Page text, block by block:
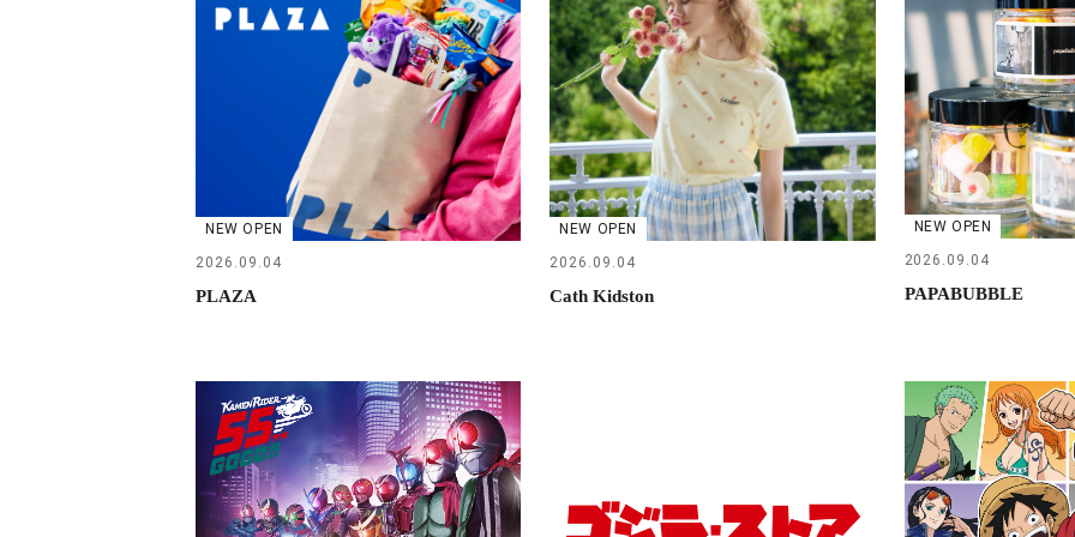
NEW OPEN
2026.09.04
PLAZA
NEW OPEN
2026.09.04
Cath Kidston
NEW OPEN
2026.09.04
PAPABUBBLE